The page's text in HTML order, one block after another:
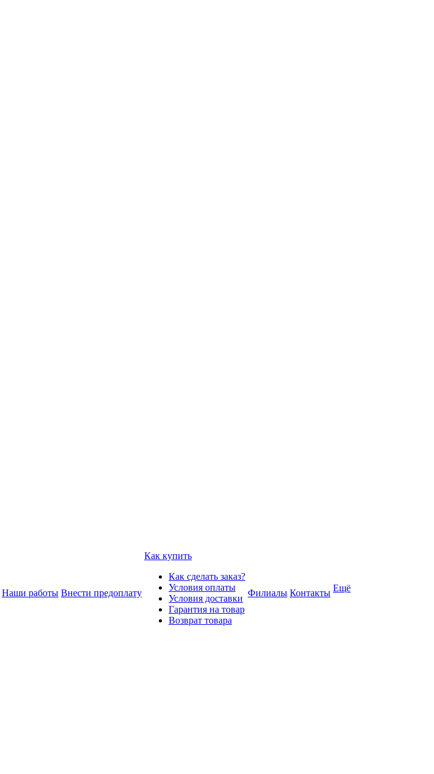
Наши работы Внести предоплату
Как купить
Как сделать заказ?
Условия оплаты
Условия доставки
Гарантия на товар
Возврат товара
Филиалы Контакты Ещё